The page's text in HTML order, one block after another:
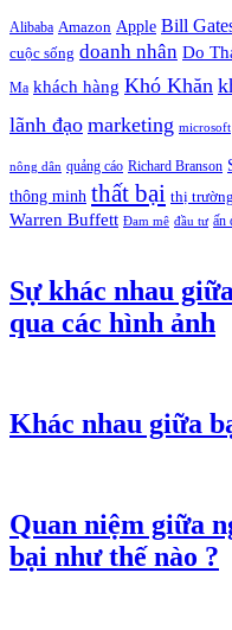
Alibaba Amazon Apple Bill
cuộc sống doanh nhân Do
Ma khách hàng Khó Khăn
lãnh đạo marketing microsoft
nông dân quảng cáo Richard Branson
thông minh thất bại thị trường
Warren Buffett Đam mê đầu tư ấn
Sự khác nhau
qua các hình ảnh
Khác nhau giữa
Quan niệm giữa
bại như thế nào ?